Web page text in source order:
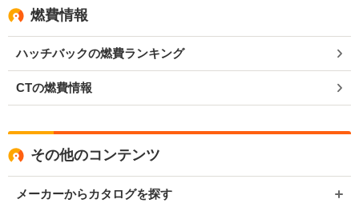
燃費情報
ハッチバックの燃費ランキング
CTの燃費情報
その他のコンテンツ
メーカーからカタログを探す